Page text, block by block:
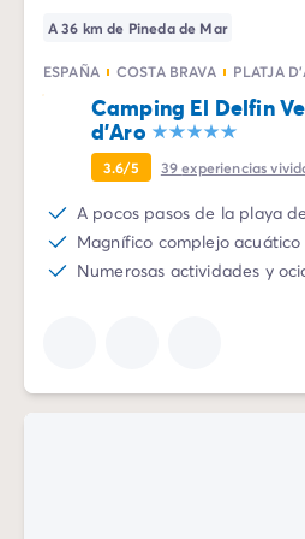
A 36 km de Pineda de Mar
ESPAÑA COSTA BRAVA PLATJA
Camping El Delfin
d'Aro
3.6/5 39experiencias
A pocos pasos de la playa
Magnífico complejo acuático
Numerosas actividades y